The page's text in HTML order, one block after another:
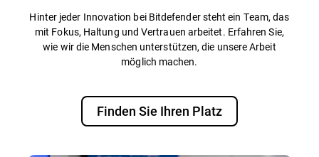
Hinter jeder Innovation bei Bitdefender steht ein Team, das
mit Fokus, Haltung und Vertrauen arbeitet. Erfahren Sie,
wie wir die Menschen unterstützen, die unsere Arbeit
möglich machen.
Finden Sie Ihren Platz